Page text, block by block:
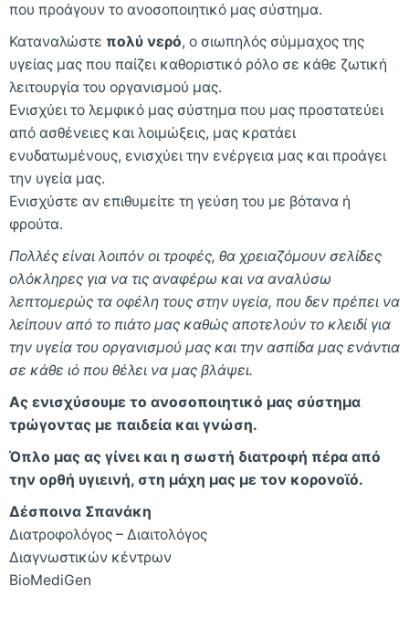
που προάγουν το ανοσοποιητικό μας σύστημα.
Καταναλώστε πολύ νερό, ο σιωπηλός σύμμαχος της
υγείας μας που παίζει καθοριστικό ρόλο σε κάθε ζωτική
λειτουργία του οργανισμού μας.
Ενισχύει το λεμφικό μας σύστημα που μας προστατεύει
από ασθένειες και λοιμώξεις, μας κρατάει
ενυδατωμένους, ενισχύει την ενέργεια μας και προάγει
την υγεία μας.
Ενισχύστε αν επιθυμείτε τη γεύση του με βότανα ή
φρούτα.
Πολλές είναι λοιπόν οι τροφές, θα χρειαζόμουν σελίδες
ολόκληρες για να τις αναφέρω και να αναλύσω
λεπτομερώς τα οφέλη τους στην υγεία, που δεν πρέπει να
λείπουν από το πιάτο μας καθώς αποτελούν το κλειδί για
την υγεία του οργανισμού μας και την ασπίδα μας ενάντια
σε κάθε ιό που θέλει να μας βλάψει.
Ας ενισχύσουμε το ανοσοποιητικό μας σύστημα
τρώγοντας με παιδεία και γνώση.
Όπλο μας ας γίνει και η σωστή διατροφή πέρα από
την ορθή υγιεινή, στη μάχη μας με τον κορονοϊό.
Δέσποινα Σπανάκη
Διατροφολόγος – Διαιτολόγος
Διαγνωστικών κέντρων
BioMediGen